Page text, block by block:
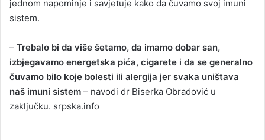
jednom napominje i savjetuje kako da čuvamo svoj imuni
sistem.
– Trebalo bi da više šetamo, da imamo dobar san,
izbjegavamo energetska pića, cigarete i da se generalno
čuvamo bilo koje bolesti ili alergija jer svaka uništava
naš imuni sistem – navodi dr Biserka Obradović u
zaključku. srpska.info